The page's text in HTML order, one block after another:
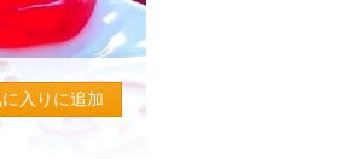
入りに追加